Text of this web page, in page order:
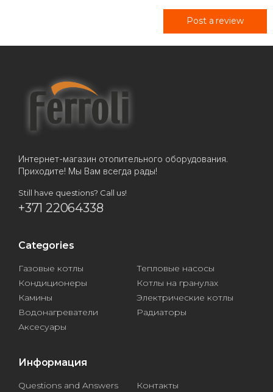
Post a review
Интернет-магазин отопительного оборудования.
Приходите! Мы Вам всегда рады!
Still have questions? Call us!
+371 22064338
Categories
Газовые котлы
Тепловые насосы
Кондиционеры
Котлы на гранулах
Камины
Электрические котлы
Водонагреватели
Радиаторы
Аксесуары
Информация
Questions and Answers
Контакты